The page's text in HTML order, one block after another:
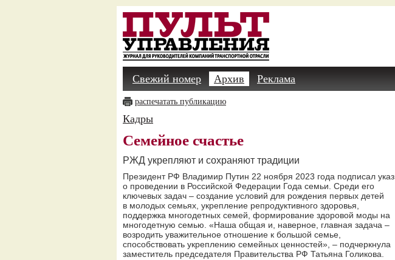
Свежий номер Архив Реклама
распечатать публикацию
Кадры
Семейное счастье
РЖД укрепляют и сохраняют традиции
Президент РФ Владимир Путин 22 ноября 2023 года подписал указ
о проведении в Российской Федерации Года семьи. Среди его
ключевых задач – создание условий для рождения первых детей
в молодых семьях, укрепление репродуктивного здоровья,
поддержка многодетных семей, формирование здоровой моды на
многодетную семью. «Наша общая и, наверное, главная задача –
возродить уважительное отношение к большой семье,
способствовать укреплению семейных ценностей», – подчеркнула
заместитель председателя Правительства РФ Татьяна Голикова.